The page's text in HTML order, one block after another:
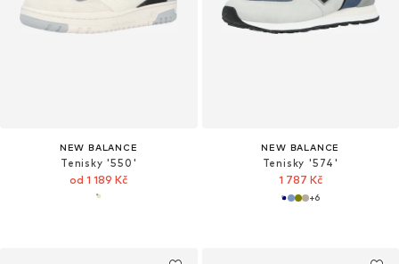
NEW BALANCE
Tenisky '550'
od 1 189 Kč
NEW BALANCE
Tenisky '574'
1 787 Kč
+6